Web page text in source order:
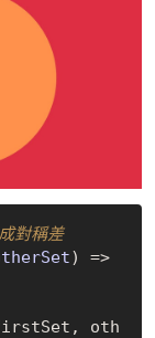
稱差
) =>
oth